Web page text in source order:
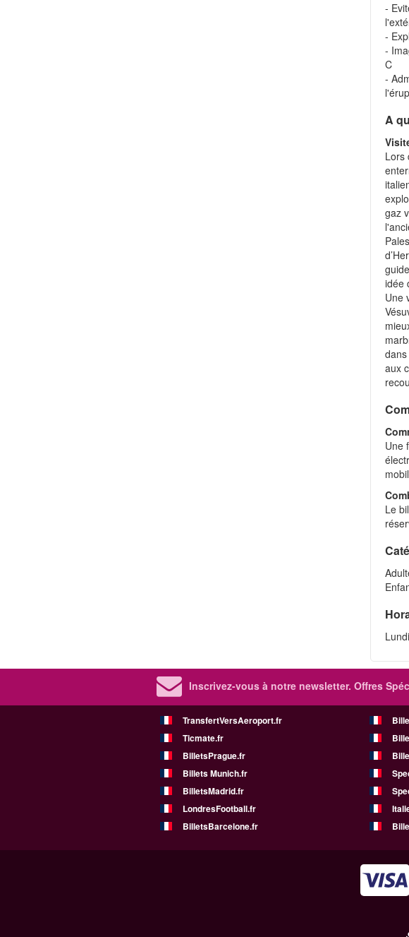
-
-
-
C
-
A
Lors
gaz
idée
Une
aux
Une
Le
Inscrivez-vous à notre newsletter. Offres
TransfertVersAeroport.fr
Ticmate.fr
BilletsPrague.fr
Billets Munich.fr
BilletsMadrid.fr
LondresFootball.fr
BilletsBarcelone.fr